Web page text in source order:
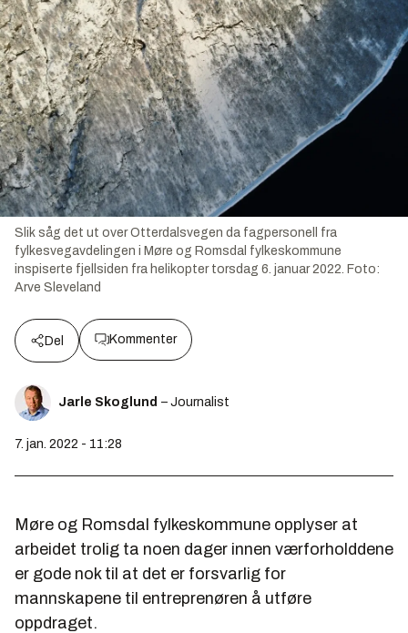
Slik såg det ut over Otterdalsvegen da fagpersonell fra
fylkesvegavdelingen i Møre og Romsdal fylkeskommune
inspiserte fjellsiden fra helikopter torsdag 6. januar 2022. Foto:
Arve Sleveland
Del Kommenter
Jarle Skoglund – Journalist
7. jan. 2022 - 11:28
Møre og Romsdal fylkeskommune opplyser at
arbeidet trolig ta noen dager innen værforholddene
er gode nok til at det er forsvarlig for
mannskapene til entreprenøren å utføre
oppdraget.